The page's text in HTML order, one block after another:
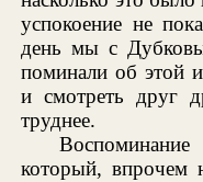
успокоение не
день мы с
поминали об этой
и смотреть друг
труднее.
который, впрочем